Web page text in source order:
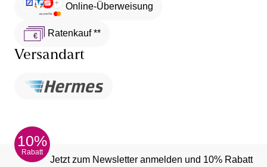
Online-Überweisung
Ratenkauf **
Versandart
10%
Rabatt
Jetzt zum Newsletter anmelden und 10% Rabatt